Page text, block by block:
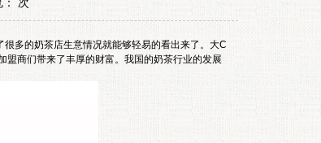
多的奶茶店生意情况就能够轻易的看出来了。大C
商们带来了丰厚的财富。我国的奶茶行业的发展